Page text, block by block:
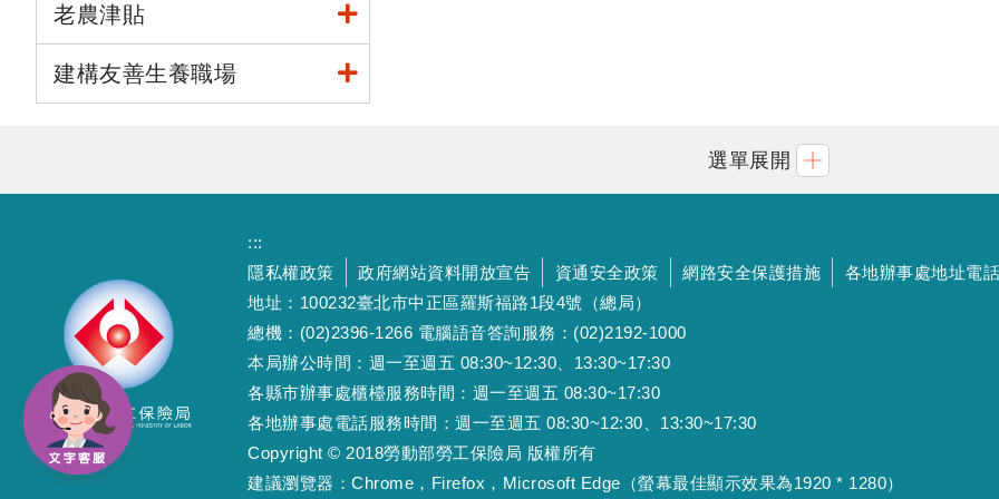
老農津貼
建構友善生養職場
選單展開
:::
隱私權政策
政府網站資料開放宣告 資通安全政策 網路安全保護措施
各地辦事處地址電話
地址：100232臺北市中正區羅斯福路1段4號（總局）
總機：(02)2396-1266 電腦語音答詢服務：(02)2192-1000
本局辦公時間：週一至週五 08:30~12:30、13:30~17:30
各縣市辦事處櫃檯服務時間：週一至週五 08:30~17:30
各地辦事處電話服務時間：週一至週五 08:30~12:30、13:30~17:30
Copyright © 2018勞動部勞工保險局 版權所有
建議瀏覽器：Chrome，Firefox，Microsoft Edge（螢幕最佳顯示效果為1920 * 1280）